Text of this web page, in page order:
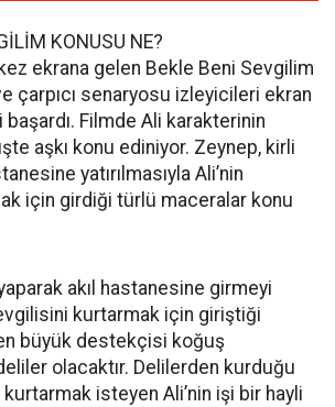
KONUSU NE?
ekrana gelen Bekle Beni Sevgilim
çarpıcı senaryosu izleyicileri ekran
başardı. Filmde Ali karakterinin
aşkı konu ediniyor. Zeynep, kirli
yatırılmasıyla Ali’nin
için girdiği türlü maceralar konu
akıl hastanesine girmeyi
kurtarmak için giriştiği
büyük destekçisi koğuş
olacaktır. Delilerden kurduğu
isteyen Ali’nin işi bir hayli